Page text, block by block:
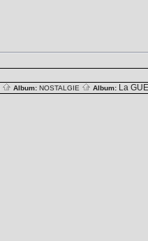
Album: NOSTALGIE Album: La